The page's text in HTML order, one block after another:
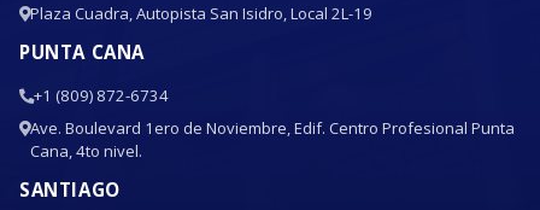
Plaza Cuadra, Autopista San Isidro, Local 2L-19
PUNTA CANA
+1 (809) 872-6734
Ave. Boulevard 1ero de Noviembre, Edif. Centro Profesional Punta
Cana, 4to nivel.
SANTIAGO